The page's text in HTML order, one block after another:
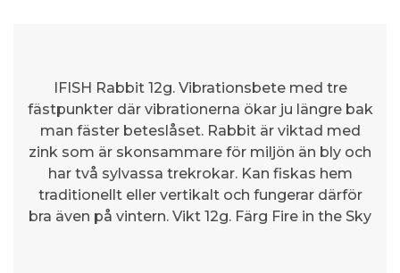
IFISH Rabbit 12g. Vibrationsbete med tre
fästpunkter där vibrationerna ökar ju längre bak
man fäster beteslåset. Rabbit är viktad med
zink som är skonsammare för miljön än bly och
har två sylvassa trekrokar. Kan fiskas hem
traditionellt eller vertikalt och fungerar därför
bra även på vintern. Vikt 12g. Färg Fire in the Sky